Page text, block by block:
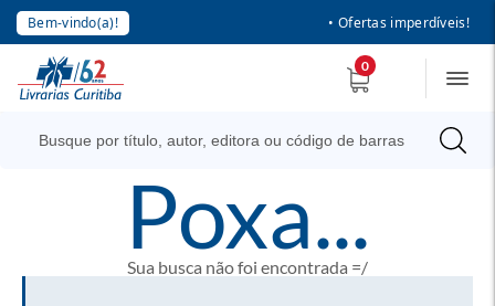
Bem-vindo(a)! • Ofertas imperdíveis!
0
poxa...
Sua busca não foi encontrada =/